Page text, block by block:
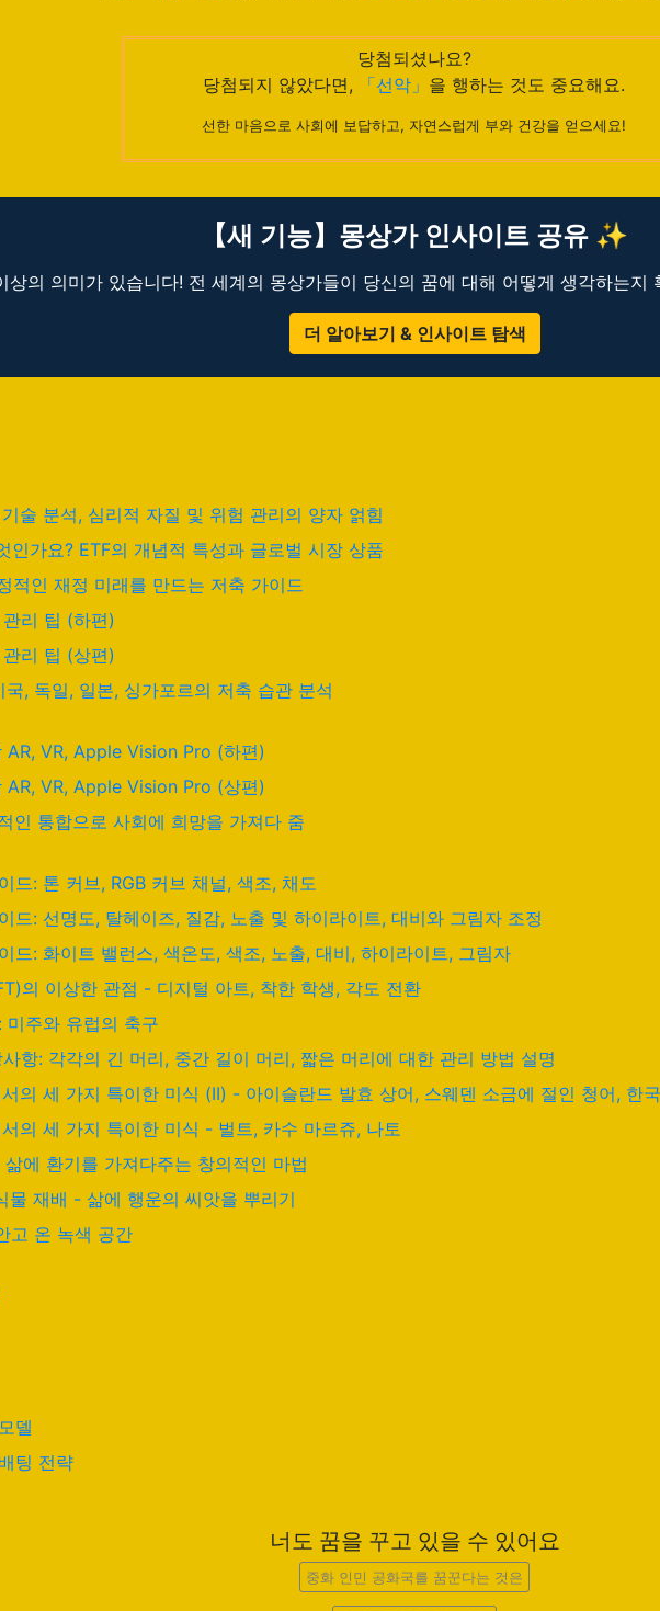
당첨되셨나요?
당첨되지 않았다면,
「선악」 을 행하는 것도 중요해요.
선한 마음으로 사회에 보답하고, 자연스럽게 부와 건강을 얻으세요!
【새 기능】몽상가 인사이트 공유 ✨
상의 의미가 있습니다! 전 세계의 몽상가들이 당신의 꿈에 대해 어떻게 생각하는지
더 알아보기 & 인사이트 탐색
술 분석, 심리적 자질 및 위험 관리의 양자 얽힘
인가요? ETF의 개념적 특성과 글로벌 시장 상품
적인 재정 미래를 만드는 저축 가이드
리 팁 (하편)
리 팁 (상편)
, 독일, 일본, 싱가포르의 저축 습관 분석
AR, VR, Apple Vision Pro (하편)
AR, VR, Apple Vision Pro (상편)
인 통합으로 사회에 희망을 가져다 줌
드: 톤 커브, RGB 커브 채널, 색조, 채도
드: 선명도, 탈헤이즈, 질감, 노출 및 하이라이트, 대비와 그림자 조정
드: 화이트 밸런스, 색온도, 색조, 노출, 대비, 하이라이트, 그림자
의 이상한 관점 - 디지털 아트, 착한 학생, 각도 전환
주와 유럽의 축구
항: 각각의 긴 머리, 중간 길이 머리, 짧은 머리에 대한 관리 방법 설명
의 세 가지 특이한 미식 (II) - 아이슬란드 발효 상어, 스웨덴 소금에 절인 청어, 한
의 세 가지 특이한 미식 - 벌트, 카수 마르쥬, 나토
에 환기를 가져다주는 창의적인 마법
물 재배 - 삶에 행운의 씨앗을 뿌리기
고 온 녹색 공간
델
팅 전략
너도 꿈을 꾸고 있을 수 있어요
중화 인민 공화국를 꿈꾼다는 것은